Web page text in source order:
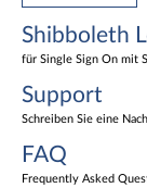
Shibboleth
für Single Sign On mit
Support
Schreiben Sie eine
FAQ
Frequently Asked